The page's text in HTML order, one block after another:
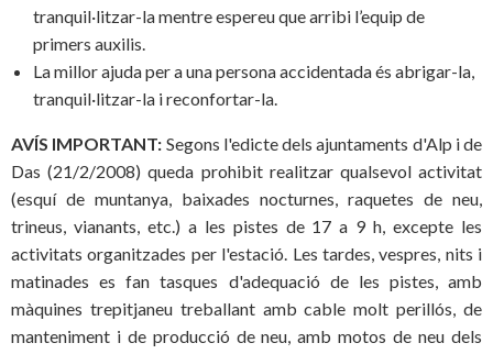
tranquil·litzar-la mentre espereu que arribi l’equip de
primers auxilis.
La millor ajuda per a una persona accidentada és abrigar-la,
tranquil·litzar-la i reconfortar-la.
AVÍS IMPORTANT: Segons l'edicte dels ajuntaments d'Alp i de
Das (21/2/2008) queda prohibit realitzar qualsevol activitat
(esquí de muntanya, baixades nocturnes, raquetes de neu,
trineus, vianants, etc.) a les pistes de 17 a 9 h, excepte les
activitats organitzades per l'estació. Les tardes, vespres, nits i
matinades es fan tasques d'adequació de les pistes, amb
màquines trepitjaneu treballant amb cable molt perillós, de
manteniment i de producció de neu, amb motos de neu dels